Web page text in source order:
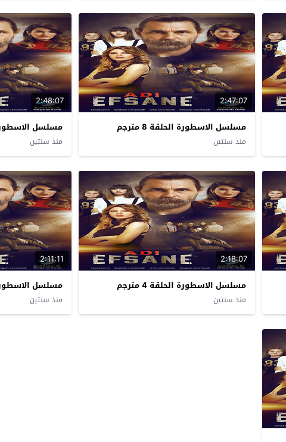
2:47:07
مسلسل الاسطورة الحلقة 8 مترجم
منذ سنتين
2:48:07
مسلسل الاسطورة
منذ سنتين
2:18:07
مسلسل الاسطورة الحلقة 4 مترجم
منذ سنتين
2:11:11
مسلسل الاسطورة
منذ سنتين